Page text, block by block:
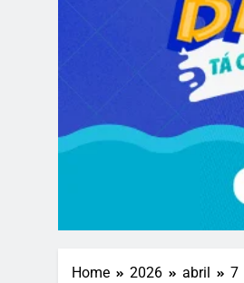
Home 2026 abril 7